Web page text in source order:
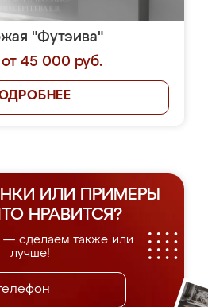
"Футэива"
45 000 руб.
ИЛИ ПРИМЕРЫ
НРАВИТСЯ?
— сделаем также или
лучше!